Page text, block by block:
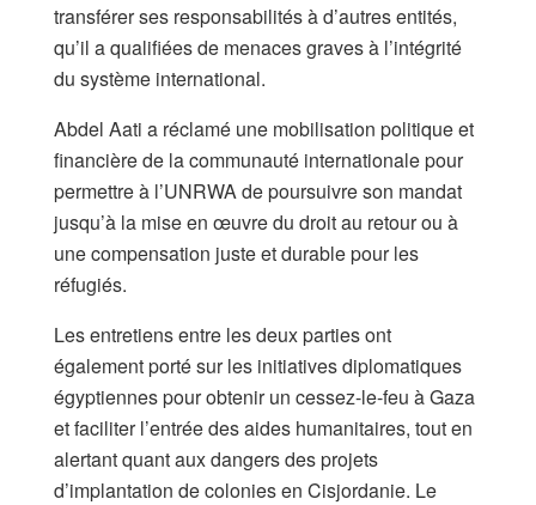
transférer ses responsabilités à d’autres entités,
qu’il a qualifiées de menaces graves à l’intégrité
du système international.
Abdel Aati a réclamé une mobilisation politique et
financière de la communauté internationale pour
permettre à l’UNRWA de poursuivre son mandat
jusqu’à la mise en œuvre du droit au retour ou à
une compensation juste et durable pour les
réfugiés.
Les entretiens entre les deux parties ont
également porté sur les initiatives diplomatiques
égyptiennes pour obtenir un cessez-le-feu à Gaza
et faciliter l’entrée des aides humanitaires, tout en
alertant quant aux dangers des projets
d’implantation de colonies en Cisjordanie. Le